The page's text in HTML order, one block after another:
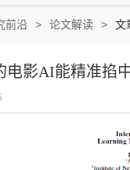
前沿 论文解读 文
影AI能精准掐